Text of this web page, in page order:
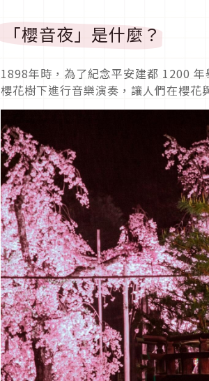
「櫻音夜」是什麼？
1898年時，為了紀念平安建都 1200
櫻花樹下進行音樂演奏，讓人們在櫻